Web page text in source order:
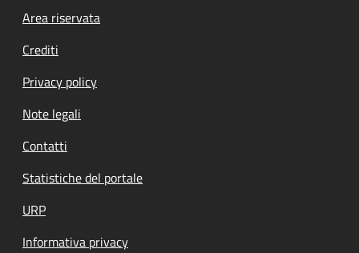
Footer menu
Area riservata
Crediti
Privacy policy
Note legali
Contatti
Statistiche del portale
URP
Informativa privacy